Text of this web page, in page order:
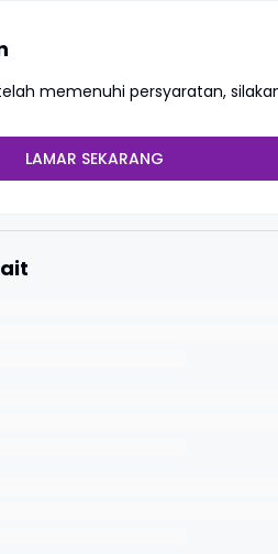
memenuhi persyaratan,
LAMAR SEKARANG